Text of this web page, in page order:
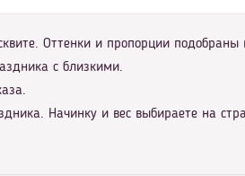
Оттенки и пропорции подобраны
с близкими.
Начинку и вес выбираете на